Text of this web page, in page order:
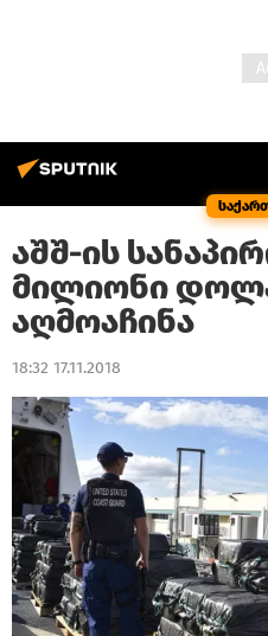
აშშ-ის
მილიონი
აღმოაჩინა
18:32 17.11.2018